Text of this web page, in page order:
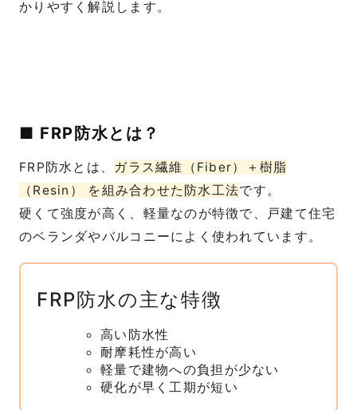
かりやすく解説します。
■ FRP防水とは？
FRP防水とは、 ガラス繊維（Fiber）＋樹脂
（Resin） を組み合わせた防水工法です。
硬くて強度が高く、軽量なのが特徴で、戸建て住宅
のベランダやバルコニーによく使われています。
FRP防水の主な特徴
高い防水性
耐摩耗性が高い
軽量で建物への負担が少ない
硬化が早く工期が短い